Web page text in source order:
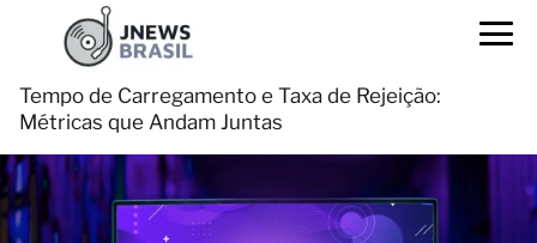
Tempo de Carregamento e Taxa de Rejeição:
Métricas que Andam Juntas